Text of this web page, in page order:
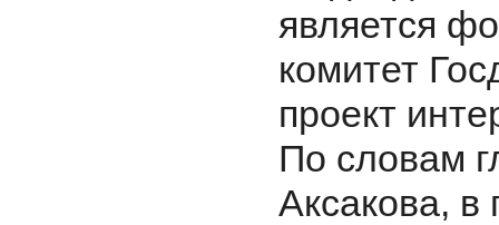
является
комитет
проект
По словам
Аксакова, в